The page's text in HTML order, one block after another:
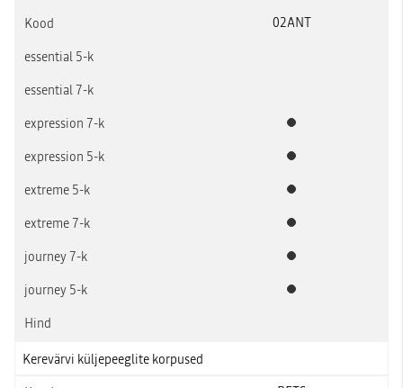
02ANT
Standardvarustus
Standardvarustus
Standardvarustus
Standardvarustus
Standardvarustus
Standardvarustus
Kerevärvi küljepeeglite korpused